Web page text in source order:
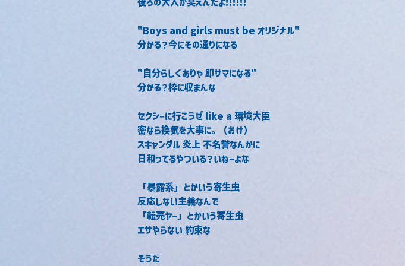
"Boys and girls must be オリジナル"
分かる？今にその通りになる
"自分らしくありゃ 即サマになる"
分かる？枠に収まんな
セクシーに行こうぜ like a 環境大臣
密なら換気を大事に。（おけ）
スキャンダル 炎上 不名誉なんかに
日和ってるやついる？いねーよな
「暴露系」とかいう寄生虫
反応しない主義なんで
「転売ヤー」とかいう寄生虫
エサやらない 約束な
そうだ